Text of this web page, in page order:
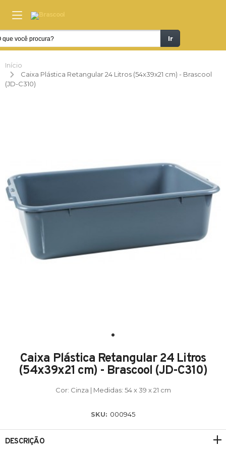
Ir
Início
Caixa Plástica Retangular 24 Litros (54x39x21 cm) - Brascool
(JD-C310)
Caixa Plástica Retangular 24 Litros
(54x39x21 cm) - Brascool (JD-C310)
Cor: Cinza | Medidas: 54 x 39 x 21 cm
SKU: 000945
DESCRIÇÃO